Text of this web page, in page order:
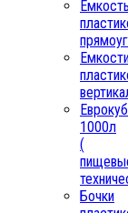
Емкость
1000л
(
Бочки